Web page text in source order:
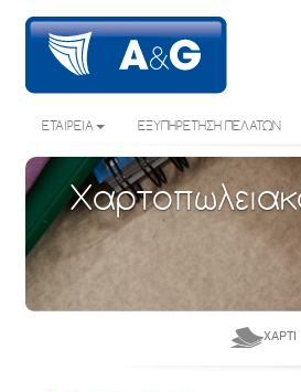
ΕΤΑΙΡΕΙΑ ΕΞΥΠΗΡΕΤΗΣΗ ΠΕΛΑΤΩΝ
ΧΑΡΤΊ